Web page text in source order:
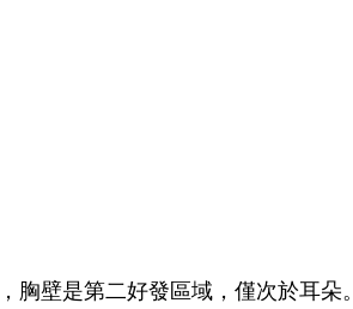
胸壁是第二好發區域，僅次於耳朵。